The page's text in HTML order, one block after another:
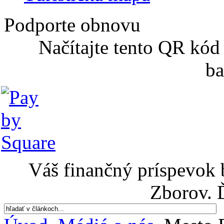
Podporte obnovu
Načítajte tento QR
Váš finančný príspevok
Zborov.